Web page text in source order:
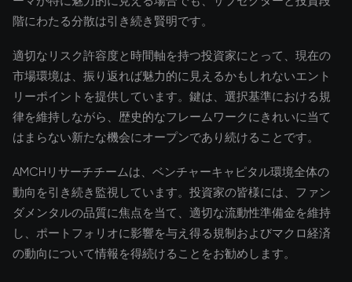
階にわたる分散は引き続き賢明です。
適切なリスク許容度と時間軸を持つ投資家にとって、現在の
市場環境は、振り返れば魅力的に見えるかもしれないエント
リーポイントを提供しています。鍵は、選択基準における規
律を維持しながら、歴史的なフレームワークにきれいに当て
はまらない新たな機会にオープンであり続けることです。
AMCHリサーチチームは、ベンチャーキャピタル環境全体の
動向を引き続き監視しています。投資家の皆様には、ファン
ダメンタルの品質に焦点を当て、適切な流動性準備金を維持
し、ポートフォリオに影響を与え得る規制およびマクロ経済
の動向について情報を得続けることをお勧めします。